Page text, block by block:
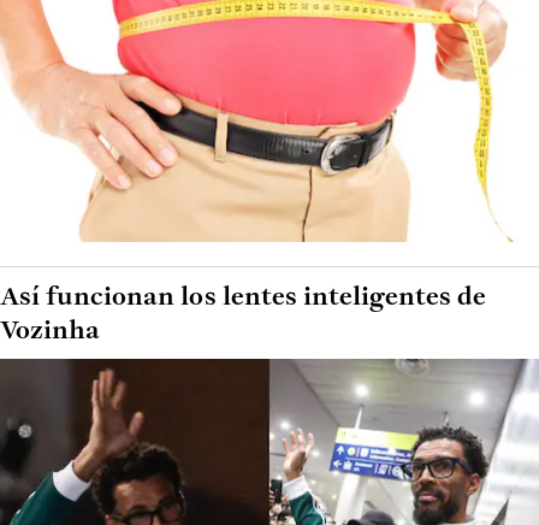
Así funcionan los lentes inteligentes de
Vozinha